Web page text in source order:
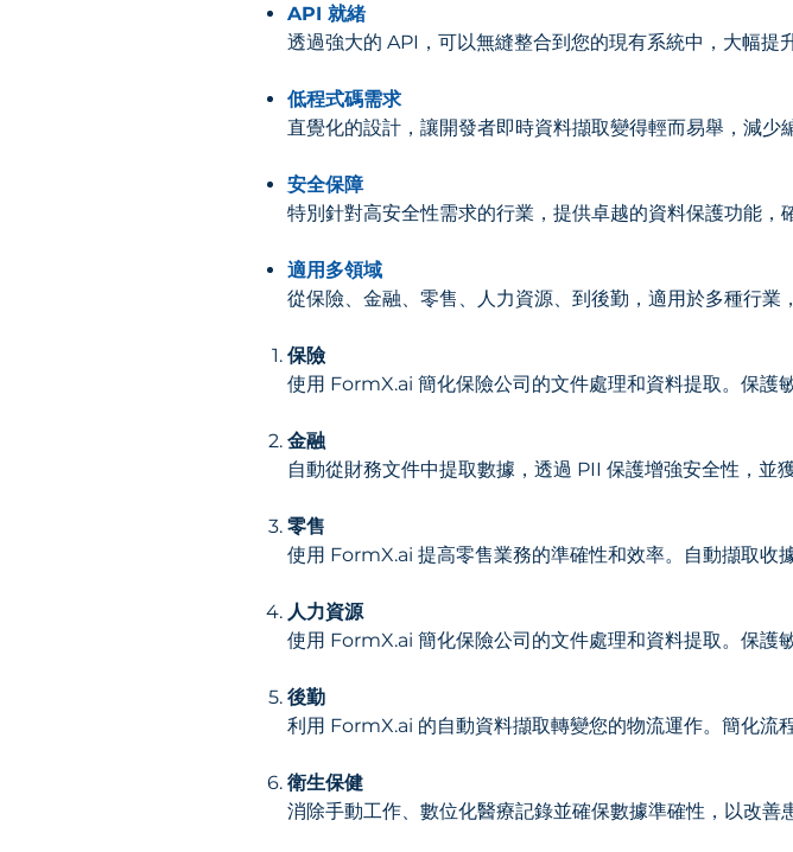
API 就緒
透過強大的 API，可以無縫整合到您的現有系統中，大幅提
低程式碼需求
直覺化的設計，讓開發者即時資料擷取變得輕而易舉，減少
安全保障
特別針對高安全性需求的行業，提供卓越的資料保護功能，
適用多領域
從保險、金融、零售、人力資源、到後勤，適用於多種行業
保險
使用 FormX.ai 簡化保險公司的文件處理和資料提取。保護
金融
自動從財務文件中提取數據，透過 PII 保護增強安全性，並
零售
使用 FormX.ai 提高零售業務的準確性和效率。自動擷取收
人力資源
使用 FormX.ai 簡化保險公司的文件處理和資料提取。保護
後勤
利用 FormX.ai 的自動資料擷取轉變您的物流運作。簡化流
衛生保健
消除手動工作、數位化醫療記錄並確保數據準確性，以改善